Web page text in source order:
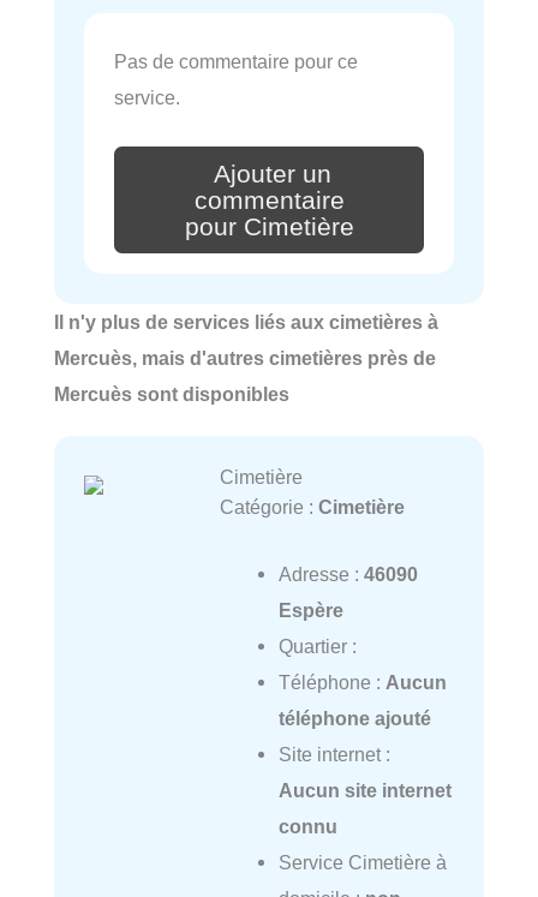
Pas de commentaire pour ce
service.
Ajouter un
commentaire
pour Cimetière
Il n'y plus de services liés aux cimetières à
Mercuès, mais d'autres cimetières près de
Mercuès sont disponibles
Cimetière
Catégorie : Cimetière
Adresse : 46090
Espère
Quartier :
Téléphone : Aucun
téléphone ajouté
Site internet :
Aucun site internet
connu
Service Cimetière à